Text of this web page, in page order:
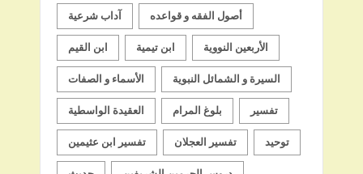
آداب شرعية أصول الفقه و قواعده
ابن القيم ابن تيمية الأربعين النووية
الأسماء و الصفات السيرة و الشمائل النبوية
العقيدة الواسطية بلوغ المرام تفسير
تفسير ابن عثيمين تفسير العجلان توحيد